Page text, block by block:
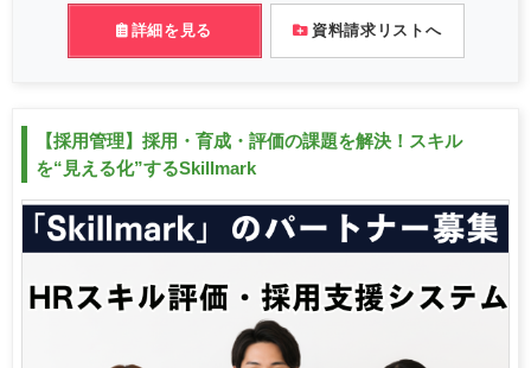
詳細を見る 資料請求リストへ
【採用管理】採用・育成・評価の課題を解決！スキル
を“見える化”するSkillmark